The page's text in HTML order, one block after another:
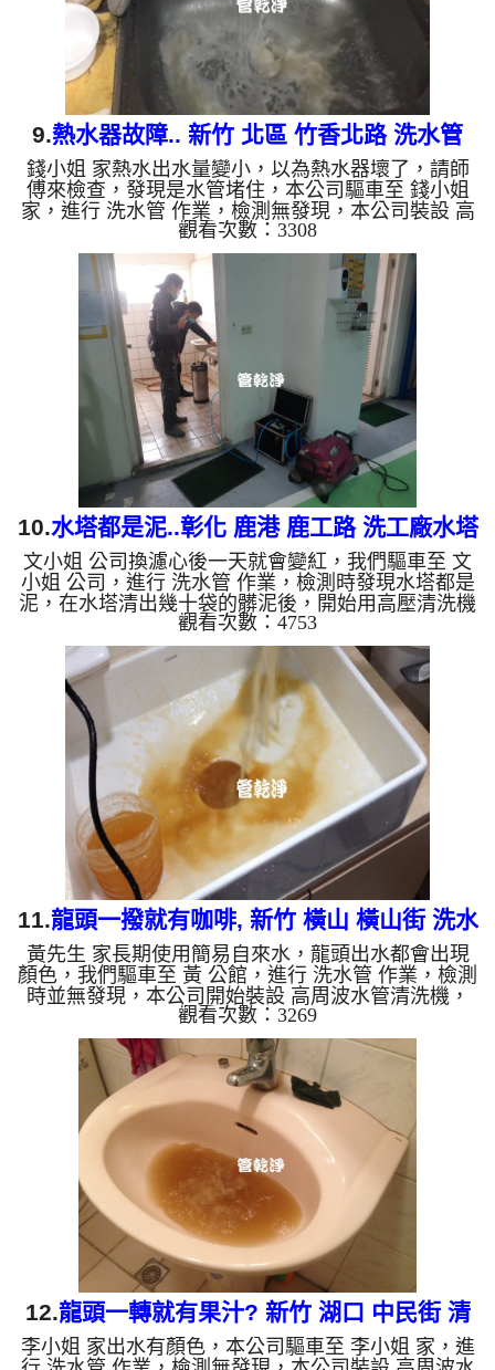
9.熱水器故障.. 新竹 北區 竹香北路 洗水管
錢小姐 家熱水出水量變小，以為熱水器壞了，請師
傅來檢查，發現是水管堵住，本公司驅車至 錢小姐
家，進行 洗水管 作業，檢測無發現，本公司裝設 高
周波水管清洗機，灌入 檸檬酸 至水管，等了約15
分，開啟 水管清洗機 ，啟動 螺旋波 模式，剛開始就
洗出髒水，顏色越來越深，二個多小時後，出水變乾
淨出水量恢復了。 如是自來水，如水管老化，會產
生鐵鏽跟泥沙堆積，洗出來的水就會是咖啡色，地下
水含有氧化錳，管壁上會結成黑色管垢，洗出來的水
會跟石油一樣黑，有些洗出綠色的水，是因為裡面有
銅的物質，生鏽產生銅...
觀看次數：3308
10.水塔都是泥..彰化 鹿港 鹿工路 洗工廠水塔
水管
文小姐 公司換濾心後一天就會變紅，我們驅車至 文
小姐 公司，進行 洗水管 作業，檢測時發現水塔都是
泥，在水塔清出幾十袋的髒泥後，開始用高壓清洗機
洗水塔，在裝設 高周波水管清洗機，灌入 檸檬酸 至
水管，等了約10分，開啟 水管清洗機 ，啟動 螺旋
波 模式，洗水管流出黃色髒水，歷時八個小時，水
塔水管都洗乾淨了。 如是自來水，如水管老化，會
產生鐵鏽跟泥沙堆積，洗出來的水就會是咖啡色，地
下水含有氧化錳，管壁上會結成黑色管垢，洗出來的
水會跟石油一樣黑，有些洗出綠色的水，是因為裡面
有銅的物質，生鏽產生...
觀看次數：4753
11.龍頭一撥就有咖啡, 新竹 橫山 橫山街 洗水
管
黃先生 家長期使用簡易自來水，龍頭出水都會出現
顏色，我們驅車至 黃 公館，進行 洗水管 作業，檢測
時並無發現，本公司開始裝設 高周波水管清洗機，
灌入 檸檬酸 至水管，等了約10分，開啟 水管清洗機
，啟動 螺旋波 模式，剛洗水管就流出黃棕色髒水，
顏色越來越深，二個多小時後，出水變乾淨出水量也
變大了。 如是自來水，如水管老化，會產生鐵鏽跟
泥沙堆積，洗出來的水就會是咖啡色，地下水含有氧
化錳，管壁上會結成黑色管垢，洗出來的水會跟石油
一樣黑，有些洗出綠色的水，是因為裡面有銅的物
質，生鏽產生銅綠，如...
觀看次數：3269
12.龍頭一轉就有果汁? 新竹 湖口 中民街 清
洗水管
李小姐 家出水有顏色，本公司驅車至 李小姐 家，進